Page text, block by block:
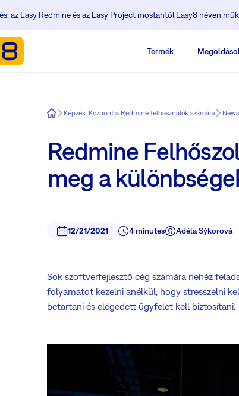
az Easy Redmine és az Easy Project mostantól Easy8 néven
Termék
Easy8Képzési Központ a Redmine felhasználók számára
Redmine
meg a
12/21/2021 4 minutes Adéla Sýkorová
Sok szoftverfejlesztő cég számára nehéz
folyamatot kezelni anélkül, hogy stresszelni
betartani és elégedett ügyfelet kell biztosítani.